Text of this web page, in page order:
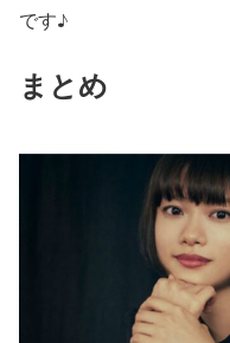
です♪
まとめ